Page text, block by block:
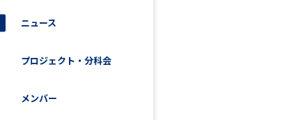
ニュース
プロジェクト・分科会
メンバー